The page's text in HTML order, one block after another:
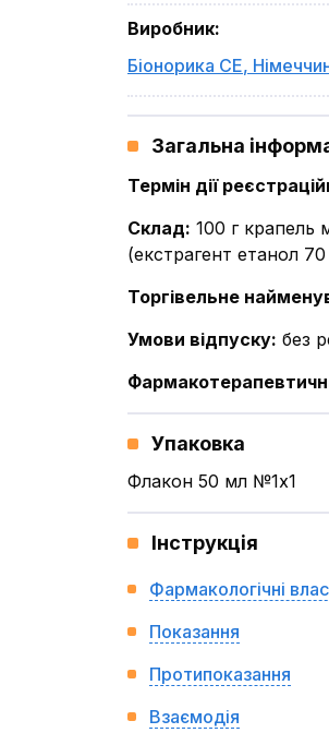
Виробник:
Біонорика СЕ,
Загальна
Термін дії
Склад: 100 г крапель
(екстрагент етанол
Торгівельне
Умови відпуску: без
Упаковка
Флакон 50 мл №1x1
Інструкція
Фармакологічні
Показання
Протипоказання
Взаємодія